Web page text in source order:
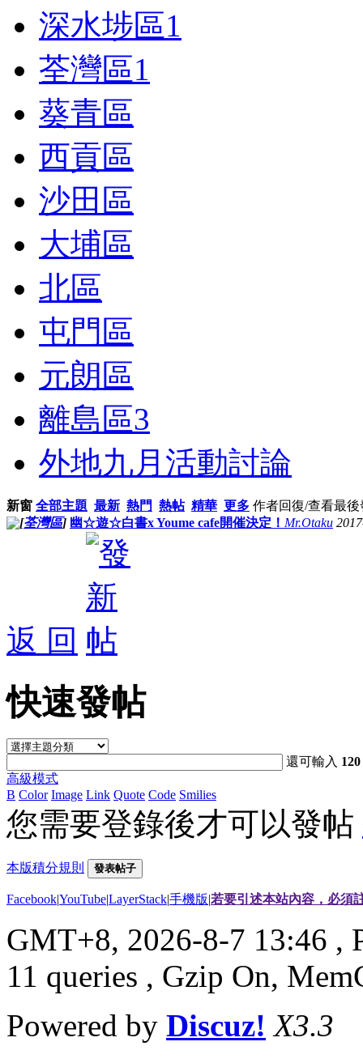
深水埗區1
荃灣區1
葵青區
西貢區
沙田區
大埔區
北區
屯門區
元朗區
離島區3
外地九月活動討論
新窗 全部主題 最新 熱門 熱帖 精華 更多 作者回復/查看最後
[荃灣區] 幽☆遊☆白書x Youme cafe開催決定！ Mr.Otaku
返 回
快速發帖
還可輸入 120
高級模式
B Color Image Link Quote Code Smilies
您需要登錄後才可以發帖
本版積分規則 發表帖子
Facebook|YouTube|LayerStack|手機版|若要引述本站內容，必須
GMT+8, 2026-8-7 13:46 ,
11 queries , Gzip On,
Powered by Discuz! X3.3